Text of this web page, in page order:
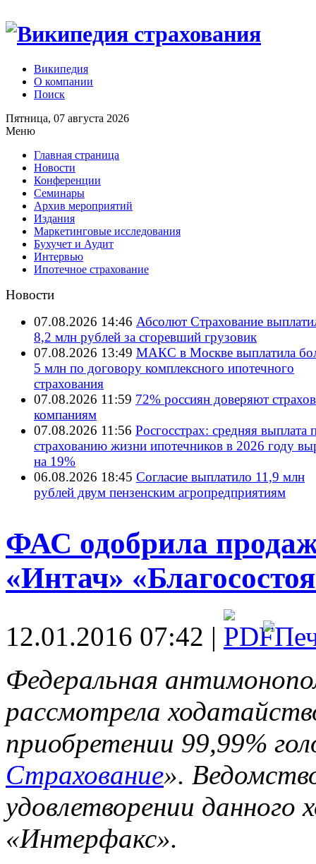
Википедия
О компании
Поиск
Пятница, 07 августа 2026
Меню
Главная страница
Новости
Конференции
Семинары
Архив мероприятий
Издания
Маркетинговые исследования
Бухучет и Аудит
Интервью
Ипотечное страхование
Новости
07.08.2026 14:46 Абсолют Страхование
8,2 млн рублей за сгоревший грузовик
07.08.2026 13:49 МАКС в Москве выплатила
5 млн по договору комплексного ипотечного
страхования
07.08.2026 11:59 72% россиян доверяют
компаниям
07.08.2026 11:56 Росгосстрах: средняя выплата
страхованию жизни ипотечников в 2026 году
на 19%
06.08.2026 18:45 Согласие выплатило 11,9 млн
рублей двум пензенским агропредприятиям
ФАС одобрила
«Интач»
12.01.2016 07:42 |
Федеральная
рассмотрела
приобретении 99,99%
Страхование».
удовлетворении
«Интерфакс».